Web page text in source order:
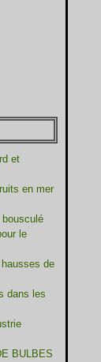
et
en mer
le
de
dans les
BULBES